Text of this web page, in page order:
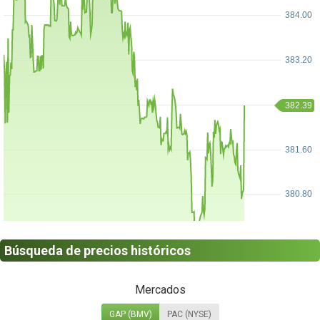
Búsqueda de precios históricos
Mercados
GAP (BMV) PAC (NYSE)